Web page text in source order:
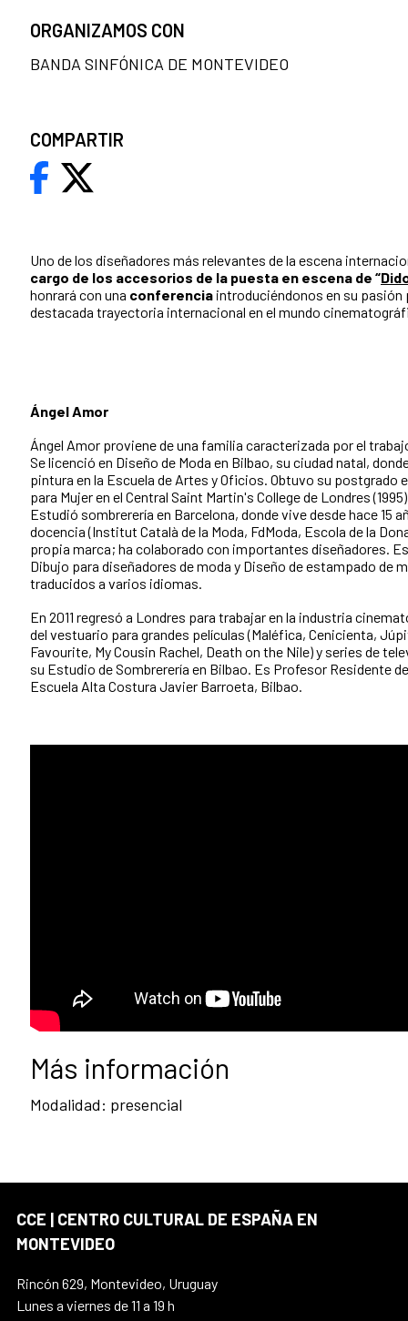
Uno de los diseñadores más relevantes de la escena
cargo de los accesorios de la puesta en escena de “
honrará con una conferencia introduciéndonos en su pasión
destacada trayectoria internacional en el mundo
Ángel Amor
Ángel Amor proviene de una familia caracterizada por el
Se licenció en Diseño de Moda en Bilbao, su ciudad natal,
pintura en la Escuela de Artes y Oficios. Obtuvo su postgrado
para Mujer en el Central Saint Martin's College de Londres
Estudió sombrerería en Barcelona, donde vive desde hace 15
docencia (Institut Català de la Moda, FdModa, Escola de la
propia marca; ha colaborado con importantes diseñadores.
Dibujo para diseñadores de moda y Diseño de estampado de
traducidos a varios idiomas.
En 2011 regresó a Londres para trabajar en la industria
del vestuario para grandes películas (Maléfica, Cenicienta,
Favourite, My Cousin Rachel, Death on the Nile) y series de
su Estudio de Sombrerería en Bilbao. Es Profesor Residente
Escuela Alta Costura Javier Barroeta, Bilbao.
Más información
Modalidad: presencial
ORGANIZAMOS CON
BANDA SINFÓNICA DE MONTEVIDEO
COMPARTIR
CCE | CENTRO CULTURAL DE ESPAÑA EN
MONTEVIDEO
Rincón 629, Montevideo, Uruguay
Lunes a viernes de 11 a 19 h